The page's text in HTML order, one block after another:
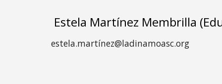
Estela Martínez Membrilla
estela.martínez@ladinamoasc.org